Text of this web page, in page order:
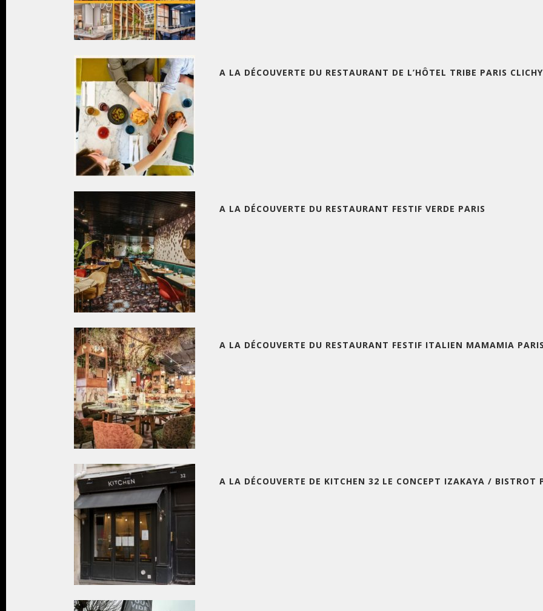
A LA DÉCOUVERTE DU RESTAURANT DE L’HÔTEL TRIBE PARIS CLICHY
A LA DÉCOUVERTE DU RESTAURANT FESTIF VERDE PARIS
A LA DÉCOUVERTE DU RESTAURANT FESTIF ITALIEN MAMAMIA
A LA DÉCOUVERTE DE KITCHEN 32 LE CONCEPT IZAKAYA / BISTROT